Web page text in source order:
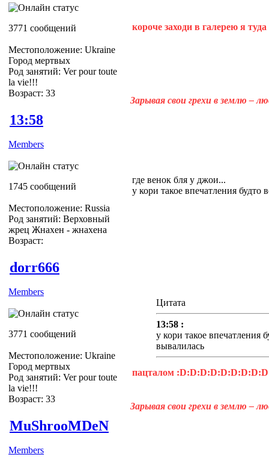
3771 сообщений
Местоположение: Ukraine
Город мертвых
Род занятий: Ver pour toute
la vie!!!
Возраст: 33
короче заходи в галерею я
Зарывая свои грехи в землю –
13:58
Members
1745 сообщений
Местоположение: Russia
Род занятий: Верховный
жрец Жнахен - жнахена
Возраст:
где венок бля у джои...
у кори такое впечатления
dorr666
Members
3771 сообщений
Местоположение: Ukraine
Город мертвых
Род занятий: Ver pour toute
la vie!!!
Возраст: 33
Цитата
13:58 :
у кори такое впечатления
вывалилась
пацталом
Зарывая свои грехи в землю –
MuShrooMDeN
Members